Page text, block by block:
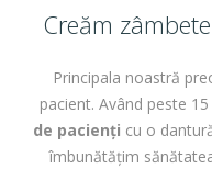
Creăm
Principala noastră
pacient. Având peste
de pacienți cu o
îmbunătățim